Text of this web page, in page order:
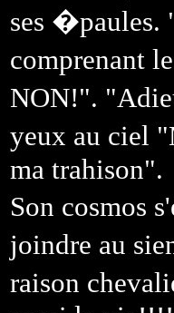
ses �paules.
comprenant
NON!".
yeux au ciel
ma trahison".
Son cosmos
joindre au
raison